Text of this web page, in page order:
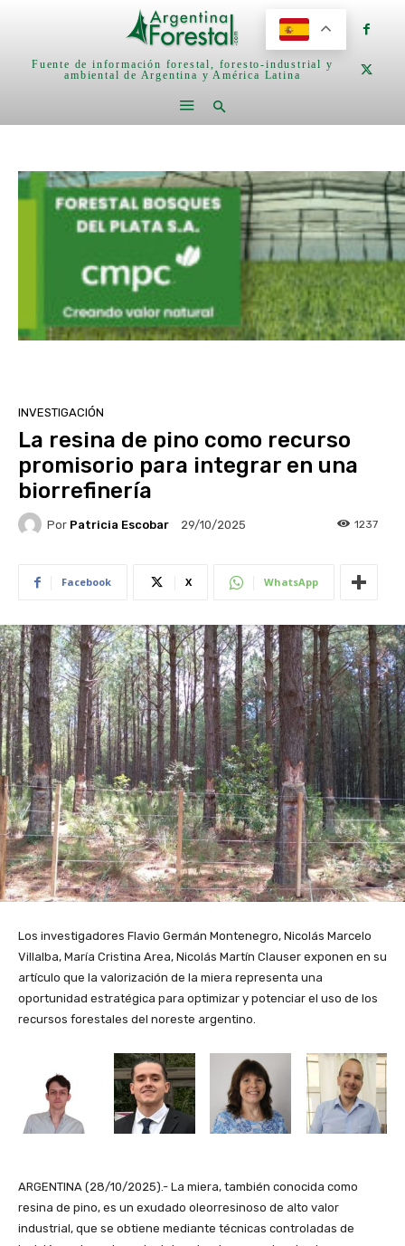
Fuente de información forestal, foresto-industrial y
ambiental de Argentina y América Latina
INVESTIGACIÓN
La resina de pino como recurso
promisorio para integrar en una
biorrefinería
Por Patricia Escobar 29/10/2025 1237
Facebook X WhatsApp
Los investigadores Flavio Germán Montenegro, Nicolás Marcelo
Villalba, María Cristina Area, Nicolás Martín Clauser exponen en su
artículo que la valorización de la miera representa una
oportunidad estratégica para optimizar y potenciar el uso de los
recursos forestales del noreste argentino.
ARGENTINA (28/10/2025).- La miera, también conocida como
resina de pino, es un exudado oleorresinoso de alto valor
industrial, que se obtiene mediante técnicas controladas de